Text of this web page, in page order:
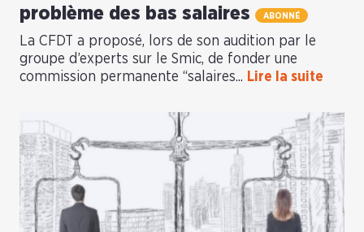
problème des bas salaires
ABONNÉ
La CFDT a proposé, lors de son audition par le
groupe d’experts sur le Smic, de fonder une
commission permanente “salaires... Lire la suite